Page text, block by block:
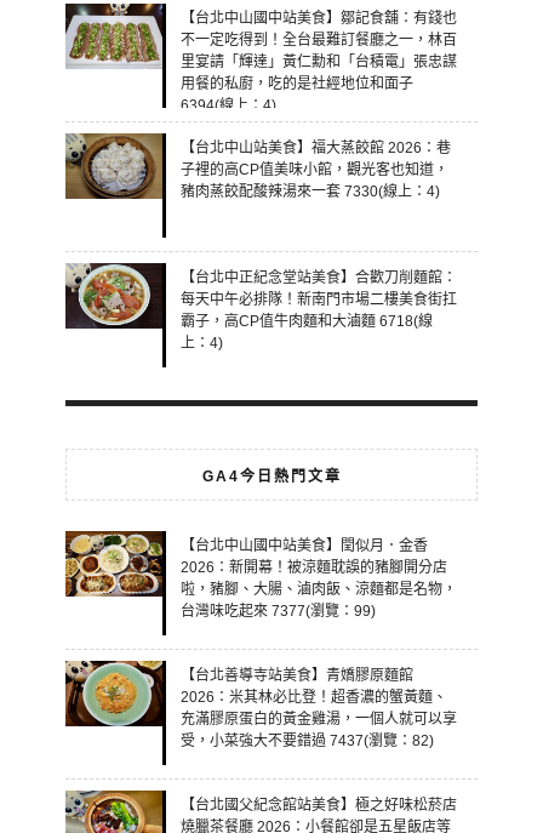
【台北中山國中站美食】鄒記食舖：有錢也
不一定吃得到！全台最難訂餐廳之一，林百
里宴請「輝達」黃仁勳和「台積電」張忠謀
用餐的私廚，吃的是社經地位和面子
6394(線上：4)
【台北中山站美食】福大蒸餃館 2026：巷
子裡的高CP值美味小館，觀光客也知道，
豬肉蒸餃配酸辣湯來一套 7330(線上：4)
【台北中正紀念堂站美食】合歡刀削麵館：
每天中午必排隊！新南門市場二樓美食街扛
霸子，高CP值牛肉麵和大滷麵 6718(線
上：4)
GA4今日熱門文章
【台北中山國中站美食】閏似月．金香
2026：新開幕！被涼麵耽誤的豬腳開分店
啦，豬腳、大腸、滷肉飯、涼麵都是名物，
台灣味吃起來 7377(瀏覽：99)
【台北善導寺站美食】青嬌膠原麵館
2026：米其林必比登！超香濃的蟹黃麵、
充滿膠原蛋白的黃金雞湯，一個人就可以享
受，小菜強大不要錯過 7437(瀏覽：82)
【台北國父紀念館站美食】極之好味松菸店
燒臘茶餐廳 2026：小餐館卻是五星飯店等